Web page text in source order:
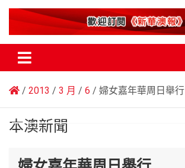
新華澳報
2013 3 月 6 婦女嘉年華周日舉行
本澳新聞